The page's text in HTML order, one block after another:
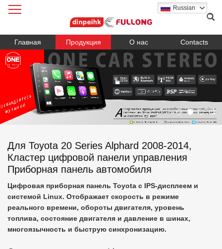
Russian
Главная Продукция О нас Contacts
Для Toyota 20 Series Alphard 2008-2014,
Кластер цифровой панели управления
Приборная панель автомобиля
Цифровая приборная панель Toyota с IPS-дисплеем и
системой Linux. Отображает скорость в режиме
реального времени, обороты двигателя, уровень
топлива, состояние двигателя и давление в шинах,
многоязычность и быструю синхронизацию.